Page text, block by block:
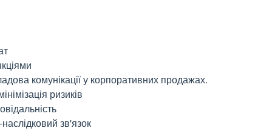
комунікації у корпоративних продажах.
ризиків
зв'язок